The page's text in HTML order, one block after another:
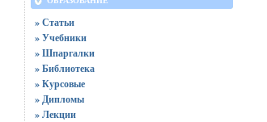
» Статьи
» Учебники
» Шпаргалки
» Библиотека
» Курсовые
» Дипломы
» Лекции